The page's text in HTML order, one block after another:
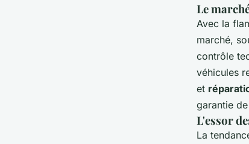
Le
Avec la
marché,
contrôle
véhicules
et
garantie
L'essor
La